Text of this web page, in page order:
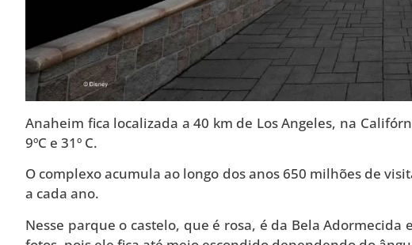
Anaheim fica localizada a 40 km de Los Angeles, na
9ºC e 31º C.
O complexo acumula ao longo dos anos 650 milhões de
a cada ano.
Nesse parque o castelo, que é rosa, é da Bela